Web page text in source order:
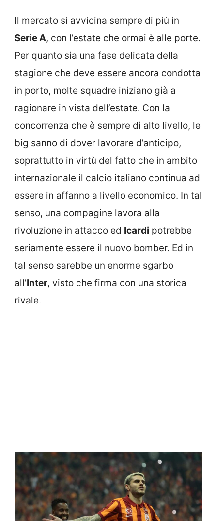
Il mercato si avvicina sempre di più in
Serie A, con l’estate che ormai è alle porte.
Per quanto sia una fase delicata della
stagione che deve essere ancora condotta
in porto, molte squadre iniziano già a
ragionare in vista dell’estate. Con la
concorrenza che è sempre di alto livello, le
big sanno di dover lavorare d’anticipo,
soprattutto in virtù del fatto che in ambito
internazionale il calcio italiano continua ad
essere in affanno a livello economico. In tal
senso, una compagine lavora alla
rivoluzione in attacco ed Icardi potrebbe
seriamente essere il nuovo bomber. Ed in
tal senso sarebbe un enorme sgarbo
all’Inter, visto che firma con una storica
rivale.